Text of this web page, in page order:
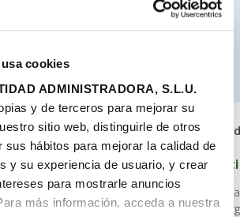
cookies
ADMINISTRADORA, S.L.U.
y de terceros para mejorar su
sitio web, distinguirle de otros
sus hábitos para mejorar la calidad de
y su experiencia de usuario, y crear
para mostrarle anuncios
más información, acceda a nuestra
el 13/07/2026
parte de un entorno
con
Madrid
¿Te
una